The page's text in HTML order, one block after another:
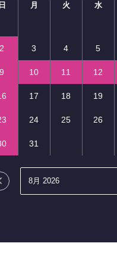
月 火 水
2 3 4 5
9 10 11 12
17 18 19
24 25 26
31